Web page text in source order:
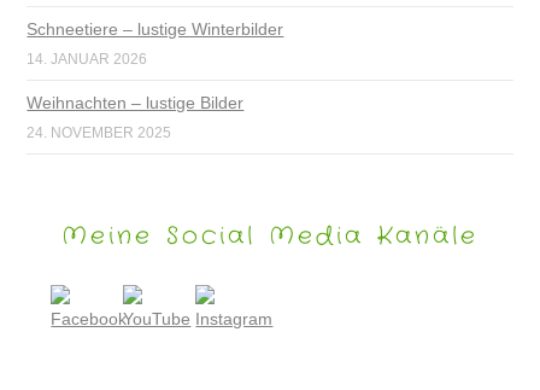
Schneetiere – lustige Winterbilder
14. JANUAR 2026
Weihnachten – lustige Bilder
24. NOVEMBER 2025
Meine Social Media Kanäle